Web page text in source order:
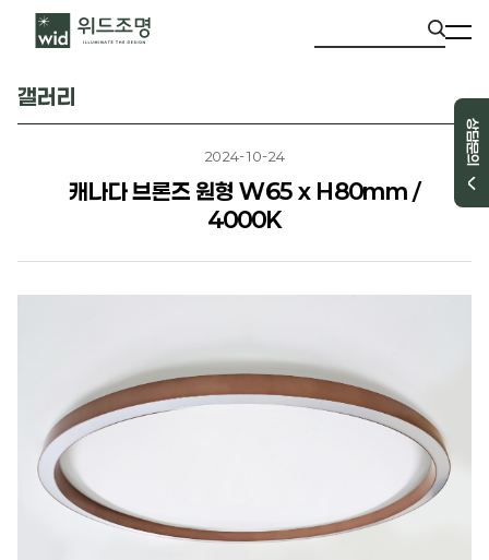
상담문의
갤러리
2024-10-24
캐나다 브론즈 원형 W65 x H80mm /
4000K